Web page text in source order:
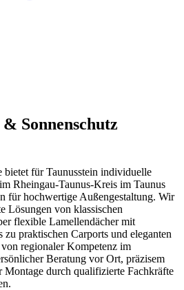
Sonnenschutz
bietet für Taunusstein individuelle
Rheingau-Taunus-Kreis im Taunus
für hochwertige Außengestaltung. Wir
Lösungen von klassischen
flexible Lamellendächer mit
zu praktischen Carports und eleganten
regionaler Kompetenz im
Beratung vor Ort, präzisem
Montage durch qualifizierte Fachkräfte